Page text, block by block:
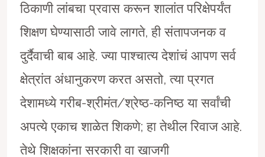
ठिकाणी लांबचा प्रवास करून शालांत परिक्षेपर्यंत
शिक्षण घेण्यासाठी जावे लागते, ही संतापजनक व
दुर्दैवाची बाब आहे. ज्या पाश्चात्य देशांचं आपण सर्व
क्षेत्रांत अंधानुकरण करत असतो, त्या प्रगत
देशामध्ये गरीब-श्रीमंत/श्रेष्ठ-कनिष्ठ या सर्वांची
अपत्ये एकाच शाळेत शिकणे; हा तेथील रिवाज आहे.
तेथे शिक्षकांना सरकारी वा खाजगी